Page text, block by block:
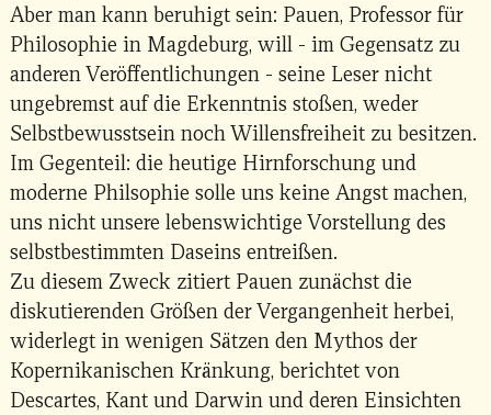
Aber man kann beruhigt sein: Pauen, Professor für
Philosophie in Magdeburg, will - im Gegensatz zu
anderen Veröffentlichungen - seine Leser nicht
ungebremst auf die Erkenntnis stoßen, weder
Selbstbewusstsein noch Willensfreiheit zu besitzen.
Im Gegenteil: die heutige Hirnforschung und
moderne Philsophie solle uns keine Angst machen,
uns nicht unsere lebenswichtige Vorstellung des
selbstbestimmten Daseins entreißen.
Zu diesem Zweck zitiert Pauen zunächst die
diskutierenden Größen der Vergangenheit herbei,
widerlegt in wenigen Sätzen den Mythos der
Kopernikanischen Kränkung, berichtet von
Descartes, Kant und Darwin und deren Einsichten